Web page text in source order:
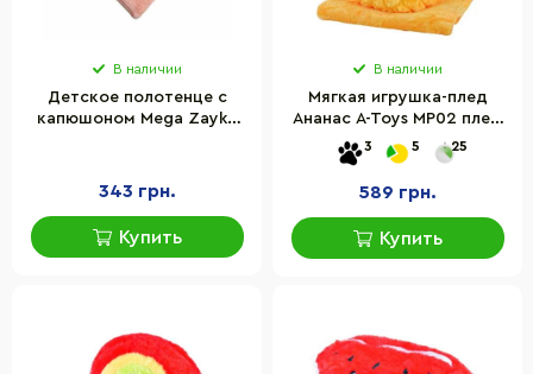
В наличии
Детское полотенце с
капюшоном Mega Zayka
343 грн.
Купить
В наличии
Мягкая игрушка-плед
Ананас A-Toys MP02 плед
80*120 см
3 5 25
589 грн.
Купить